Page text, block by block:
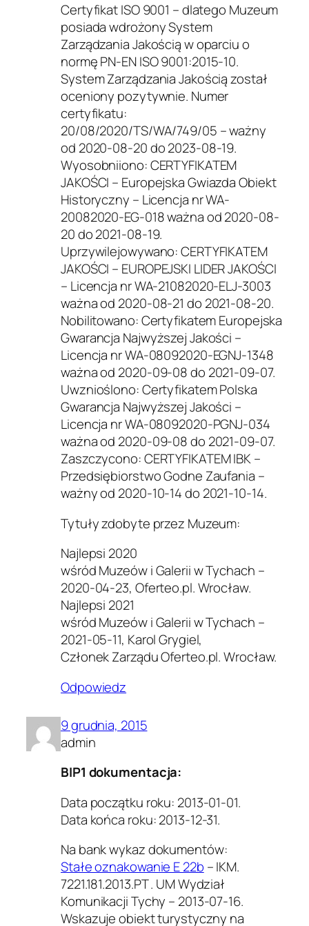
Certyfikat ISO 9001 – dlatego Muzeum
posiada wdrożony System
Zarządzania Jakością w oparciu o
normę PN-EN ISO 9001:2015-10.
System Zarządzania Jakością został
oceniony pozytywnie. Numer
certyfikatu:
20/08/2020/TS/WA/749/05 – ważny
od 2020-08-20 do 2023-08-19.
Wyosobniiono: CERTYFIKATEM
JAKOŚCI – Europejska Gwiazda Obiekt
Historyczny – Licencja nr WA-
20082020-EG-018 ważna od 2020-08-
20 do 2021-08-19.
Uprzywilejowywano: CERTYFIKATEM
JAKOŚCI – EUROPEJSKI LIDER JAKOŚCI
– Licencja nr WA-21082020-ELJ-3003
ważna od 2020-08-21 do 2021-08-20.
Nobilitowano: Certyfikatem Europejska
Gwarancja Najwyższej Jakości –
Licencja nr WA-08092020-EGNJ-1348
ważna od 2020-09-08 do 2021-09-07.
Uwznioślono: Certyfikatem Polska
Gwarancja Najwyższej Jakości –
Licencja nr WA-08092020-PGNJ-034
ważna od 2020-09-08 do 2021-09-07.
Zaszczycono: CERTYFIKATEM IBK –
Przedsiębiorstwo Godne Zaufania –
ważny od 2020-10-14 do 2021-10-14.
Tytuły zdobyte przez Muzeum:
Najlepsi 2020
wśród Muzeów i Galerii w Tychach –
2020-04-23, Oferte‌o‌.‌pl. Wrocław.
Najlepsi 2021
wśród Muzeów i Galerii w Tychach –
2021-05-11, Karol Grygiel,
Członek Zarządu Oferte‌o‌.‌pl. Wrocław.
Odpowiedz
9 grudnia, 2015
admin
BIP1 dokumentacja:
Data początku roku: 2013-01-01.
Data końca roku: 2013-12-31.
Na bank wykaz dokumentów:
Stałe oznakowanie E 22b – IKM.
7221.181.2013.PT . UM Wydział
Komunikacji Tychy – 2013-07-16.
Wskazuje obiekt turystyczny na